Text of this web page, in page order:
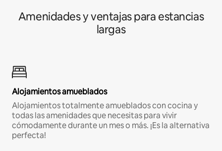
Amenidades y ventajas para estancias
largas
Alojamientos amueblados
Alojamientos totalmente amueblados con cocina y
todas las amenidades que necesitas para vivir
cómodamente durante un mes o más. ¡Es la alternativa
perfecta!